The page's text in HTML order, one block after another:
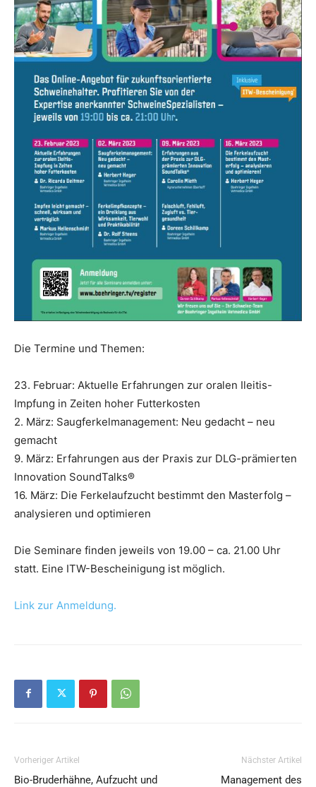
Die Termine und Themen:
23. Februar: Aktuelle Erfahrungen zur oralen Ileitis-
Impfung in Zeiten hoher Futterkosten
2. März: Saugferkelmanagement: Neu gedacht – neu
gemacht
9. März: Erfahrungen aus der Praxis zur DLG-prämierten
Innovation SoundTalks®
16. März: Die Ferkelaufzucht bestimmt den Masterfolg –
analysieren und optimieren
Die Seminare finden jeweils von 19.00 – ca. 21.00 Uhr
statt. Eine ITW-Bescheinigung ist möglich.
Link zur Anmeldung.
Vorheriger Artikel
Bio-Bruderhähne, Aufzucht und
Nächster Artikel
Management des